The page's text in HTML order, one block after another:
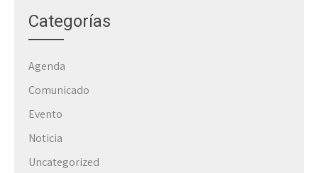
Categorías
Agenda
Comunicado
Evento
Noticia
Uncategorized